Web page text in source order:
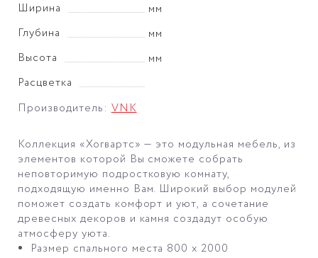
Ширина
мм
Глубина
мм
Высота
мм
Расцветка
Производитель:VNK
Коллекция «Хогвартс» — это модульная мебель, из
элементов которой Вы сможете собрать
неповторимую подростковую комнату,
подходящую именно Вам. Широкий выбор модулей
поможет создать комфорт и уют, а сочетание
древесных декоров и камня создадут особую
атмосферу уюта.
Размер спального места 800 х 2000